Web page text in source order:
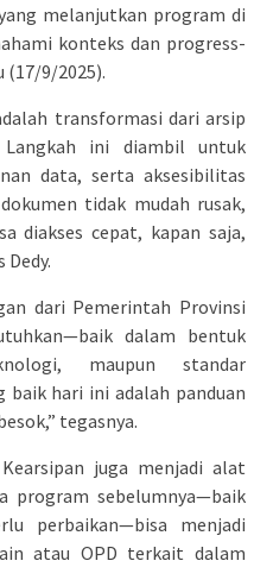
melanjutkan program di
konteks dan progress-
(17/9/2025).
transformasi dari arsip
ini diambil untuk
data, serta aksesibilitas
tidak mudah rusak,
diakses cepat, kapan saja,
dari Pemerintah Provinsi
dalam bentuk
maupun standar
baik hari ini adalah panduan
tegasnya.
juga menjadi alat
program sebelumnya—baik
perbaikan—bisa menjadi
atau OPD terkait dalam